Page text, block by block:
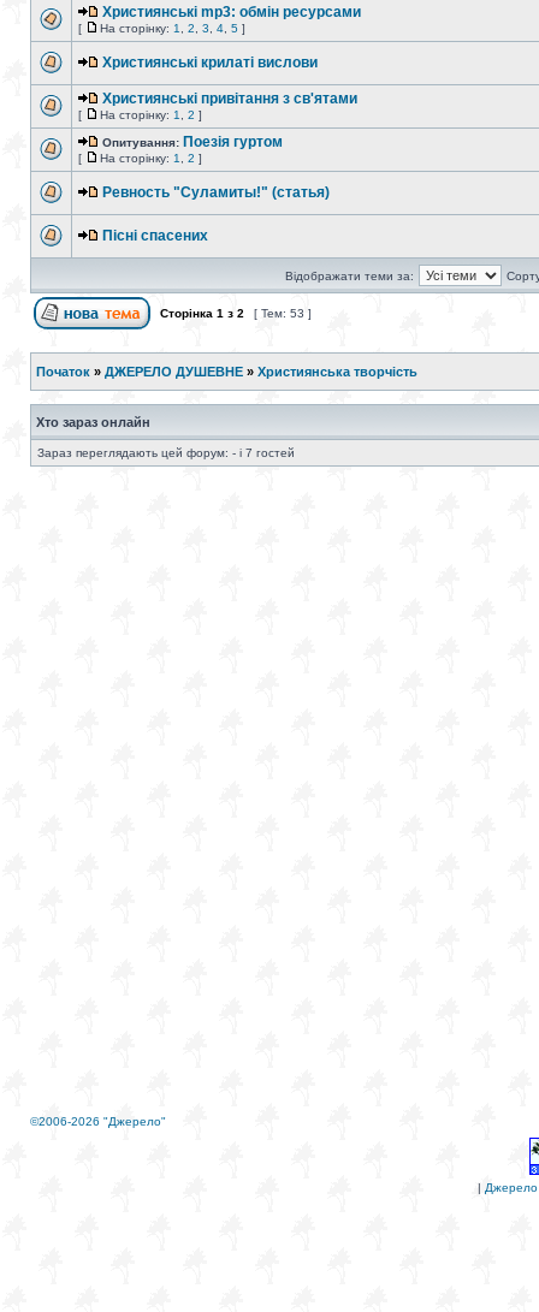
Християнські mp3: обмін ресурсами
[ На сторінку: 1 2 3 4 5 ]
Християнські крилаті вислови
Християнські привітання з св'ятами
[ На сторінку: 1 2 ]
Опитування: Поезія гуртом
[ На сторінку: 1 2 ]
Ревность "Суламиты!" (статья)
Пісні спасених
Відображати теми за:
Сторінка 1 з 2 [ Тем: 53 ]
Початок » ДЖЕРЕЛО ДУШЕВНЕ » Християнська творчість
Хто зараз онлайн
Зараз переглядають цей форум: - і 7 гостей
©2006-2026 "Джерело"
| Джерело